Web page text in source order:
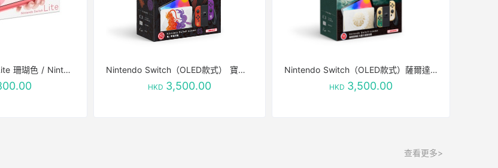
Nintendo Switch Lite 珊瑚色 / Nintendo Switch Lite Coral Nintendo Switch（OLED款式） 寶可夢 朱/紫
HKD 3,500.00
Nintendo Switch（OLED款式）薩爾達傳說 王國之淚版
HKD 3,500.00
查看更多>